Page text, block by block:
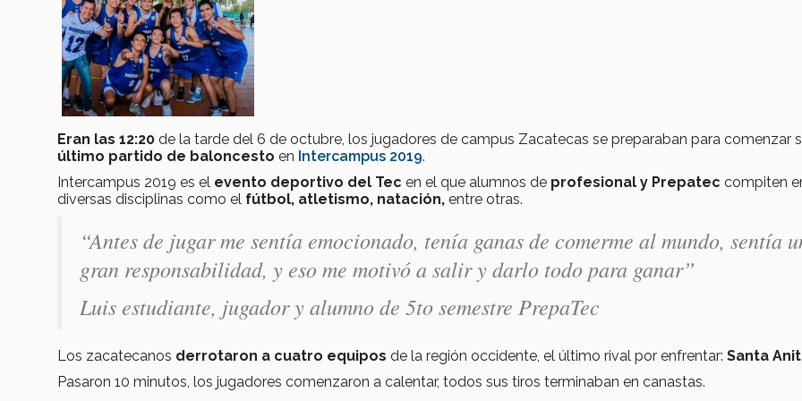
Eran las 12:20 de la tarde del 6 de octubre, los jugadores de campus Zacatecas se preparaban para comenzar
último partido de baloncesto en Intercampus 2019.
Intercampus 2019 es el evento deportivo del Tec en el que alumnos de profesional y Prepatec compiten
diversas disciplinas como el fútbol, atletismo, natación, entre otras.
“Antes de jugar me sentía emocionado, tenía ganas de comerme al mundo, sentía
gran responsabilidad, y eso me motivó a salir y darlo todo para ganar”
Luis estudiante, jugador y alumno de 5to semestre PrepaTec
Los zacatecanos derrotaron a cuatro equipos de la región occidente, el último rival por enfrentar: Santa
Pasaron 10 minutos, los jugadores comenzaron a calentar, todos sus tiros terminaban en canastas.